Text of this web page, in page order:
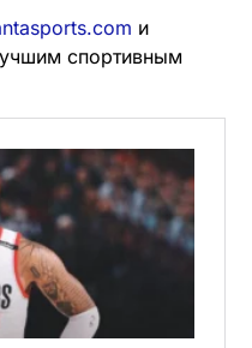
и
спортивным